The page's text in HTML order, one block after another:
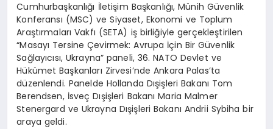
Cumhurbaşkanlığı İletişim Başkanlığı, Münih Güvenlik
Konferansı (MSC) ve Siyaset, Ekonomi ve Toplum
Araştırmaları Vakfı (SETA) iş birliğiyle gerçekleştirilen
“Masayı Tersine Çevirmek: Avrupa İçin Bir Güvenlik
Sağlayıcısı, Ukrayna” paneli, 36. NATO Devlet ve
Hükümet Başkanları Zirvesi’nde Ankara Palas’ta
düzenlendi. Panelde Hollanda Dışişleri Bakanı Tom
Berendsen, İsveç Dışişleri Bakanı Maria Malmer
Stenergard ve Ukrayna Dışişleri Bakanı Andrii Sybiha bir
araya geldi.